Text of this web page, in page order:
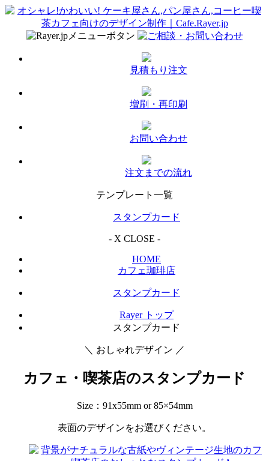
見積もり注文
増刷・再印刷
お問い合わせ
注文までの流れ
テンプレート一覧
スタンプカード
- X CLOSE -
HOME
カフェ珈琲店
スタンプカード
Rayer トップ
スタンプカード
＼ おしゃれデザイン ／
カフェ・喫茶店のスタンプカード
Size：91x55mm or 85×54mm
表面のデザインをお選びください。